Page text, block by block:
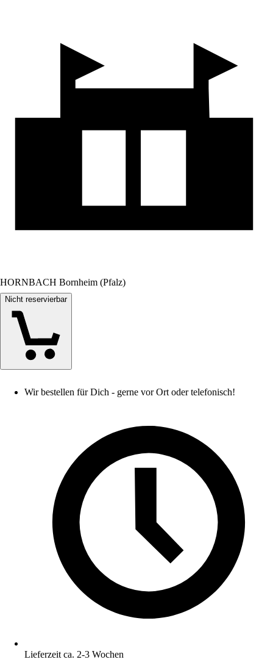
HORNBACH Bornheim (Pfalz)
Nicht reservierbar
Wir bestellen für Dich - gerne vor Ort oder telefonisch!
Lieferzeit ca. 2-3 Wochen